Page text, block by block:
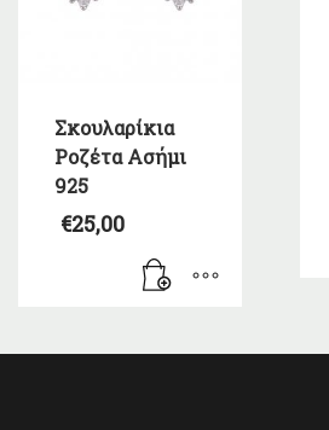
Σκουλαρίκια
Ροζέτα Ασήμι
925
€25,00